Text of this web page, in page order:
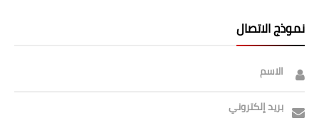
نموذج الاتصال
الاسم
بريد إلكتروني